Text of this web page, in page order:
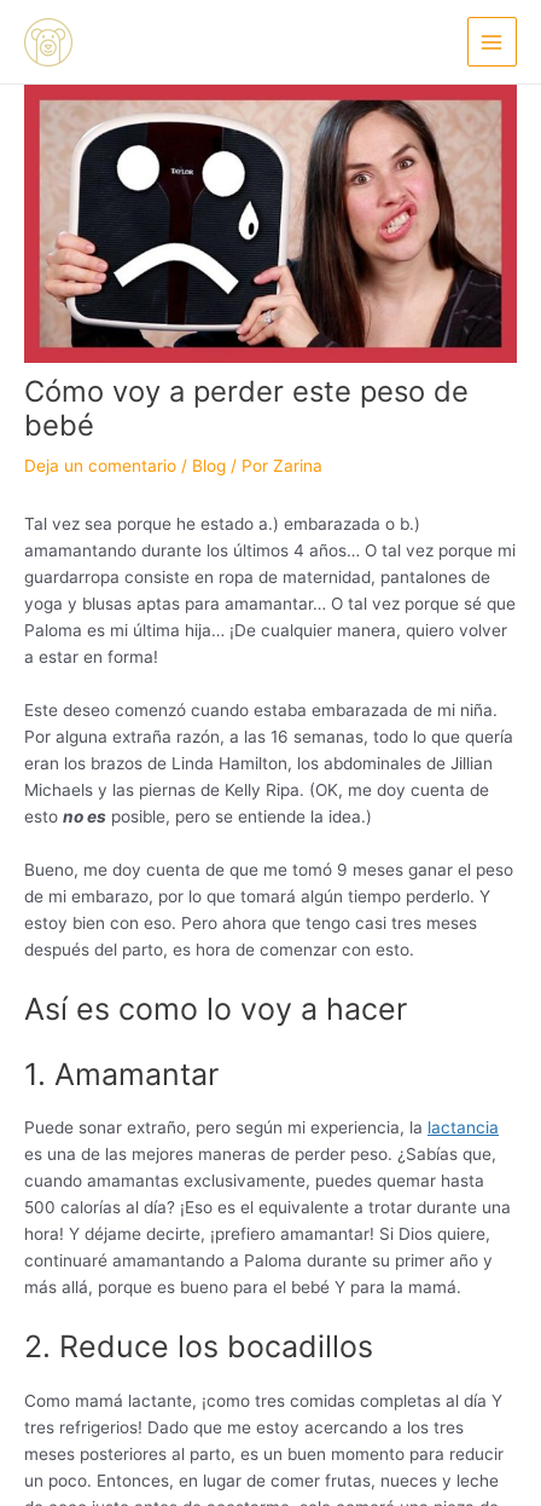
contenido
Main
Menu
Cómo voy a perder este peso de
bebé
Deja un comentario / Blog / Por Zarina
Tal vez sea porque he estado a.) embarazada o b.)
amamantando durante los últimos 4 años… O tal vez porque mi
guardarropa consiste en ropa de maternidad, pantalones de
yoga y blusas aptas para amamantar… O tal vez porque sé que
Paloma es mi última hija… ¡De cualquier manera, quiero volver
a estar en forma!
Este deseo comenzó cuando estaba embarazada de mi niña.
Por alguna extraña razón, a las 16 semanas, todo lo que quería
eran los brazos de Linda Hamilton, los abdominales de Jillian
Michaels y las piernas de Kelly Ripa. (OK, me doy cuenta de
esto no es posible, pero se entiende la idea.)
Bueno, me doy cuenta de que me tomó 9 meses ganar el peso
de mi embarazo, por lo que tomará algún tiempo perderlo. Y
estoy bien con eso. Pero ahora que tengo casi tres meses
después del parto, es hora de comenzar con esto.
Así es como lo voy a hacer
1. Amamantar
Puede sonar extraño, pero según mi experiencia, la lactancia
es una de las mejores maneras de perder peso. ¿Sabías que,
cuando amamantas exclusivamente, puedes quemar hasta
500 calorías al día? ¡Eso es el equivalente a trotar durante una
hora! Y déjame decirte, ¡prefiero amamantar! Si Dios quiere,
continuaré amamantando a Paloma durante su primer año y
más allá, porque es bueno para el bebé Y para la mamá.
2. Reduce los bocadillos
Como mamá lactante, ¡como tres comidas completas al día Y
tres refrigerios! Dado que me estoy acercando a los tres
meses posteriores al parto, es un buen momento para reducir
un poco. Entonces, en lugar de comer frutas, nueces y leche
de
entradas